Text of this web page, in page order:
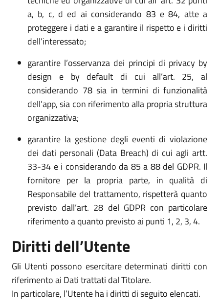
a, b, c, d ed ai considerando 83 e 84, atte a
proteggere i dati e a garantire il rispetto e i diritti
dell’interessato;
garantire l’osservanza dei principi di privacy by
design e by default di cui all’art. 25, al
considerando 78 sia in termini di funzionalità
dell’app, sia con riferimento alla propria struttura
organizzativa;
garantire la gestione degli eventi di violazione
dei dati personali (Data Breach) di cui agli artt.
33-34 e i considerando da 85 a 88 del GDPR. Il
fornitore per la propria parte, in qualità di
Responsabile del trattamento, rispetterà quanto
previsto dall’art. 28 del GDPR con particolare
riferimento a quanto previsto ai punti 1, 2, 3, 4.
Diritti dell’Utente
Gli Utenti possono esercitare determinati diritti con
riferimento ai Dati trattati dal Titolare.
In particolare, l’Utente ha i diritti di seguito elencati.